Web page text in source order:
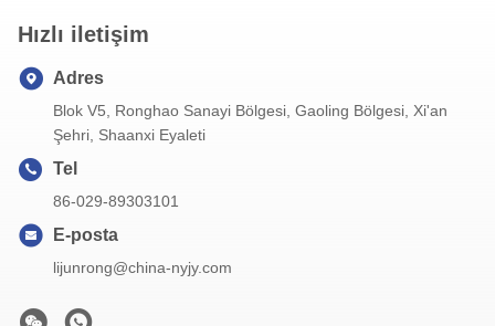
Hızlı iletişim
Adres
Blok V5, Ronghao Sanayi Bölgesi, Gaoling Bölgesi, Xi'an
Şehri, Shaanxi Eyaleti
Tel
86-029-89303101
E-posta
lijunrong@china-nyjy.com